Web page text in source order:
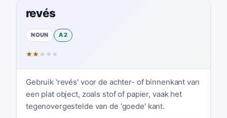
revés
NOUN A2
★★ ★ ★ ★
Gebruik 'revés' voor de achter- of binnenkant van
een plat object, zoals stof of papier, vaak het
tegenovergestelde van de 'goede' kant.